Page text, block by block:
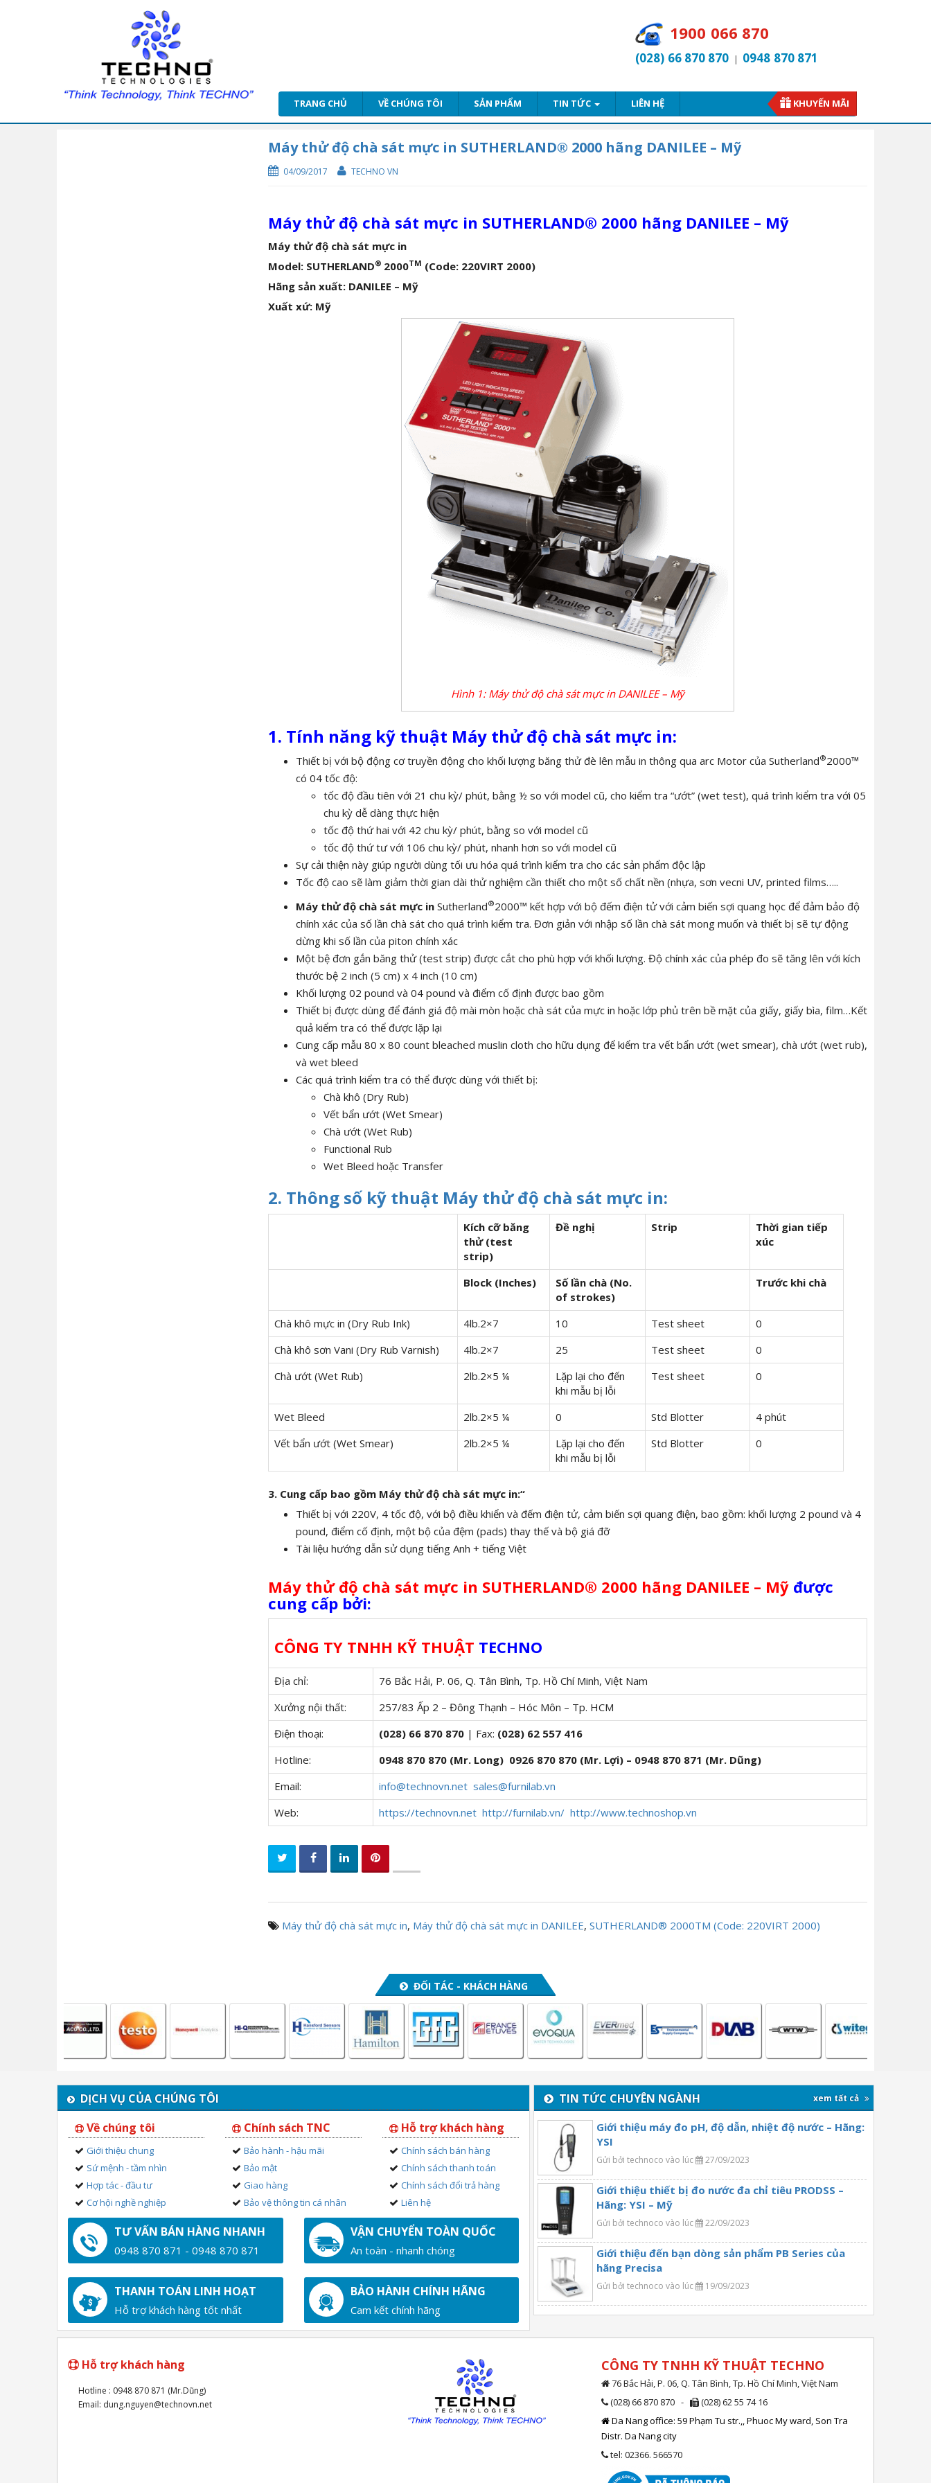
1900 066 870
(028) 66 870 870 | 0948 870 871
TRANG CHỦ VỀ CHÚNG TÔI SẢN PHẨM TIN TỨC LIÊN HỆ KHUYẾN MÃI
Máy thử độ chà sát mực in SUTHERLAND® 2000 hãng DANILEE – Mỹ
04/09/2017 TECHNO VN
Máy thử độ chà sát mực in SUTHERLAND® 2000 hãng DANILEE – Mỹ
Máy thử độ chà sát mực in
Model: SUTHERLAND® 2000TM (Code: 220VIRT 2000)
Hãng sản xuất: DANILEE – Mỹ
Xuất xứ: Mỹ
Hình 1: Máy thử độ chà sát mực in DANILEE – Mỹ
1. Tính năng kỹ thuật Máy thử độ chà sát mực in:
Thiết bị với bộ động cơ truyền động cho khối lượng băng thử đè lên mẫu in thông qua arc Motor của Sutherland®2000™
có 04 tốc độ:
tốc độ đầu tiên với 21 chu kỳ/ phút, bằng ½ so với model cũ, cho kiểm tra “ướt” (wet test), quá trình kiểm tra với 05
chu kỳ dễ dàng thực hiện
tốc độ thứ hai với 42 chu kỳ/ phút, bằng so với model cũ
tốc độ thứ tư với 106 chu kỳ/ phút, nhanh hơn so với model cũ
Sự cải thiện này giúp người dùng tối ưu hóa quá trình kiểm tra cho các sản phẩm độc lập
Tốc độ cao sẽ làm giảm thời gian dài thử nghiệm cần thiết cho một số chất nền (nhựa, sơn vecni UV, printed films…..
Máy thử độ chà sát mực in Sutherland®2000™ kết hợp với bộ đếm điện tử với cảm biến sợi quang học để đảm bảo độ
chính xác của số lần chà sát cho quá trình kiểm tra. Đơn giản với nhập số lần chà sát mong muốn và thiết bị sẽ tự động
dừng khi số lần của piton chính xác
Một bệ đơn gắn băng thử (test strip) được cắt cho phù hợp với khối lượng. Độ chính xác của phép đo sẽ tăng lên với kích
thước bệ 2 inch (5 cm) x 4 inch (10 cm)
Khối lượng 02 pound và 04 pound và điểm cố định được bao gồm
Thiết bị được dùng để đánh giá độ mài mòn hoặc chà sát của mực in hoặc lớp phủ trên bề mặt của giấy, giấy bìa, film…Kết
quả kiểm tra có thể được lặp lại
Cung cấp mẫu 80 x 80 count bleached muslin cloth cho hữu dụng để kiểm tra vết bẩn ướt (wet smear), chà ướt (wet rub),
và wet bleed
Các quá trình kiểm tra có thể được dùng với thiết bị:
Chà khô (Dry Rub)
Vết bẩn ướt (Wet Smear)
Chà ướt (Wet Rub)
Functional Rub
Wet Bleed hoặc Transfer
2. Thông số kỹ thuật Máy thử độ chà sát mực in:
Kích cỡ băng
thử (test
strip)
Đề nghị Strip
Thời gian tiếp
xúc
Block (Inches)
Số lần chà (No.
of strokes)
Trước khi chà
Chà khô mực in (Dry Rub Ink) 4lb.2×7 10 Test sheet
0
Chà khô sơn Vani (Dry Rub Varnish)
4lb.2×7 25 Test sheet
0
Chà ướt (Wet Rub)
2lb.2×5 ¼
Lặp lại cho đến
khi mẫu bị lỗi
Test sheet 0
Wet Bleed 2lb.2×5 ¼ 0 Std Blotter
4 phút
Vết bẩn ướt (Wet Smear)
2lb.2×5 ¼
Lặp lại cho đến
khi mẫu bị lỗi
Std Blotter 0
3. Cung cấp bao gồm Máy thử độ chà sát mực in:“
Thiết bị với 220V, 4 tốc độ, với bộ điều khiển và đếm điện tử, cảm biến sợi quang điện, bao gồm: khối lượng 2 pound và 4
pound, điểm cố định, một bộ của đệm (pads) thay thế và bộ giá đỡ
Tài liệu hướng dẫn sử dụng tiếng Anh + tiếng Việt
Máy thử độ chà sát mực in SUTHERLAND® 2000 hãng DANILEE – Mỹ được
cung cấp bởi:
CÔNG TY TNHH KỸ THUẬT TECHNO
Địa chỉ:
76 Bắc Hải, P. 06, Q. Tân Bình, Tp. Hồ Chí Minh, Việt Nam
Xưởng nội thất:
257/83 Ấp 2 – Đông Thạnh – Hóc Môn – Tp. HCM
Điện thoại:
(028) 66 870 870 | Fax: (028) 62 557 416
Hotline:
0948 870 870 (Mr. Long) 0926 870 870 (Mr. Lợi) – 0948 870 871 (Mr. Dũng)
Email:
info@technovn.net sales@furnilab.vn
Web:
https://technovn.net http://furnilab.vn/ http://www.technoshop.vn
Máy thử độ chà sát mực in, Máy thử độ chà sát mực in DANILEE, SUTHERLAND® 2000TM (Code: 220VIRT 2000)
ĐỐI TÁC - KHÁCH HÀNG
DỊCH VỤ CỦA CHÚNG TÔI
Về chúng tôi
Giới thiệu chung
Sứ mệnh - tầm nhìn
Hợp tác - đầu tư
Cơ hội nghề nghiệp
Chính sách TNC
Bảo hành - hậu mãi
Bảo mật
Giao hàng
Bảo vệ thông tin cá nhân
Hỗ trợ khách hàng
Chính sách bán hàng
Chính sách thanh toán
Chính sách đổi trả hàng
Liên hệ
TƯ VẤN BÁN HÀNG NHANH
0948 870 871 - 0948 870 871
VẬN CHUYỂN TOÀN QUỐC
An toàn - nhanh chóng
THANH TOÁN LINH HOẠT
Hỗ trợ khách hàng tốt nhất
BẢO HÀNH CHÍNH HÃNG
Cam kết chính hãng
TIN TỨC CHUYÊN NGÀNH xem tất cả
Giới thiệu máy đo pH, độ dẫn, nhiệt độ nước – Hãng:
YSI
Gửi bởi technoco vào lúc 27/09/2023
Giới thiệu thiết bị đo nước đa chỉ tiêu PRODSS –
Hãng: YSI – Mỹ
Gửi bởi technoco vào lúc 22/09/2023
Giới thiệu đến bạn dòng sản phẩm PB Series của
hãng Precisa
Gửi bởi technoco vào lúc 19/09/2023
Hỗ trợ khách hàng
Hotline : 0948 870 871 (Mr.Dũng)
Email: dung.nguyen@technovn.net
CÔNG TY TNHH KỸ THUẬT TECHNO
76 Bắc Hải, P. 06, Q. Tân Bình, Tp. Hồ Chí Minh, Việt Nam
(028) 66 870 870 -
(028) 62 55 74 16
Da Nang office: 59 Phạm Tu str.,, Phuoc My ward, Son Tra
Distr. Da Nang city
tel: 02366. 566570